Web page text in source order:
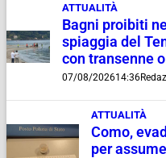
ATTUALITÀ
Bagni proibiti
spiaggia del
con transenne
07/08/202614:36
ATTUALITÀ
Como,
per